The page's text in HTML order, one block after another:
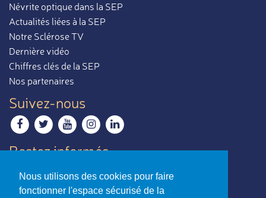
Nous utilisons des cookies pour faire
fonctionner l'espace sécurisé de la
Névrite optique dans la SEP
Actualités liées à la SEP
Notre Sclérose TV
Dernière vidéo
Chiffres clés de la SEP
Nos partenaires
Suivez-nous
Restez informés
Contactez-nous